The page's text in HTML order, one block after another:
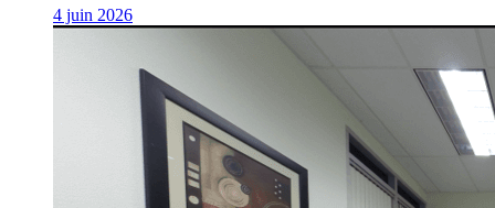
4 juin 2026